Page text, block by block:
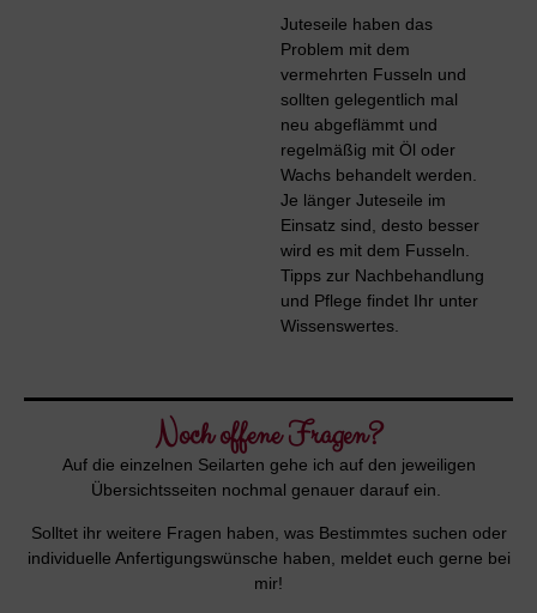
Juteseile haben das
Problem mit dem
vermehrten Fusseln und
sollten gelegentlich mal
neu abgeflämmt und
regelmäßig mit Öl oder
Wachs behandelt werden.
Je länger Juteseile im
Einsatz sind, desto besser
wird es mit dem Fusseln.
Tipps zur Nachbehandlung
und Pflege findet Ihr unter
Wissenswertes.
Noch offene Fragen?
Auf die einzelnen Seilarten gehe ich auf den jeweiligen
Übersichtsseiten nochmal genauer darauf ein.
Solltet ihr weitere Fragen haben, was Bestimmtes suchen oder
individuelle Anfertigungswünsche haben, meldet euch gerne bei
mir!